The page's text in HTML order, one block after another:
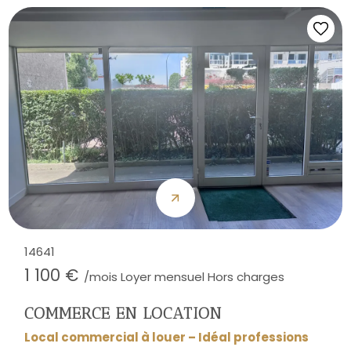
14641
1 100 € /mois Loyer mensuel Hors charges
COMMERCE EN LOCATION
Local commercial à louer – Idéal professions